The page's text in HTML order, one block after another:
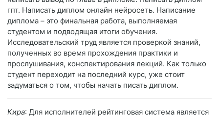
гпт. Написать диплом онлайн нейросеть. Написание
диплома – это финальная работа, выполняемая
студентом и подводящая итоги обучения.
Исследовательский труд является проверкой знаний,
полученных во время прохождения практики и
прослушивания, конспектирования лекций. Как только
студент переходит на последний курс, уже стоит
задуматься о том, чтобы начать писать диплом.
Кира: Для исполнителей рейтинговая система является